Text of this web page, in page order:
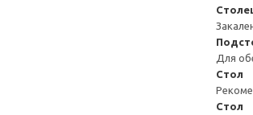
Для
Стол
Стол